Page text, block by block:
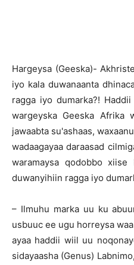
Hargeysa (Geeska)-
iyo kala duwanaanta
ragga iyo dumarka?! Haddii
wargeyska Geeska Afrika
jawaabta su'ashaas,
wadaagayaa daraasad
waramaysa qodobbo
duwanyihiin ragga iyo
– Ilmuhu marka uu ku
usbuuc ee ugu horreysa
ayaa haddii wiil uu
sidayaasha (Genus)